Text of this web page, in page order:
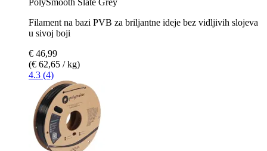
Filament na bazi PVB za briljantne ideje bez vidljivih slojeva
u sivoj boji
€ 46,99
(€ 62,65 / kg)
4.3 (4)